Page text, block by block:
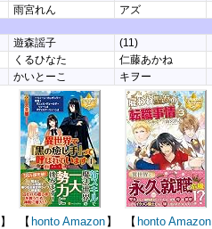
雨宮れん アズ
遊森謡子 (11)
くるひなた 仁藤あかね
かいとーこ キヲー
】 【 honto Amazon 】 【 honto Amazon